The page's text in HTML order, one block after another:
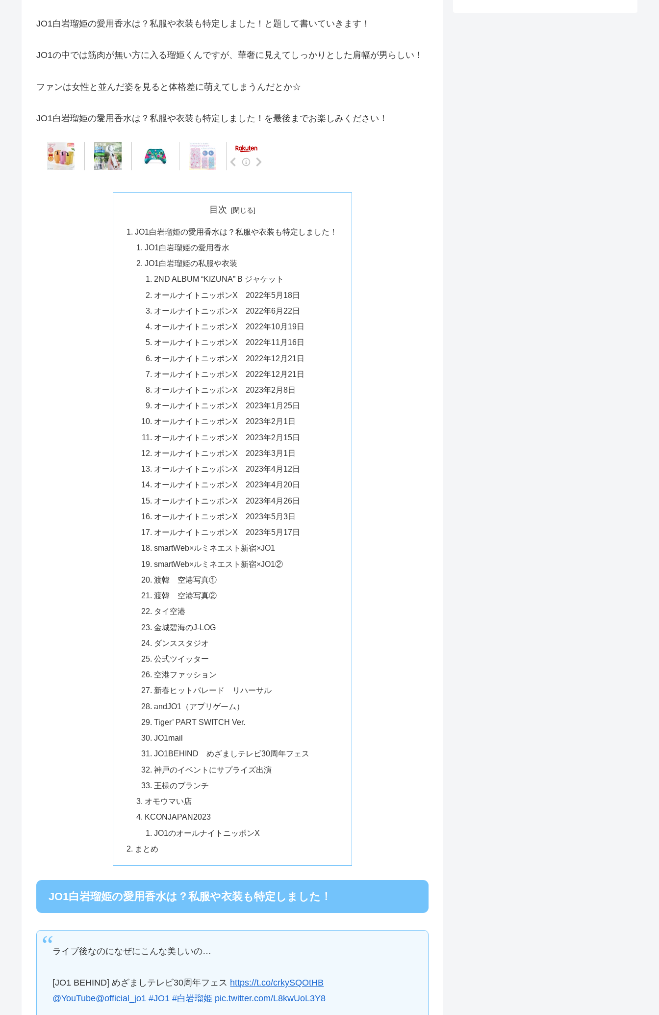
JO1白岩瑠姫の愛用香水は？私服や衣装も特定しました！と題して書いていきます！
JO1の中では筋肉が無い方に入る瑠姫くんですが、華奢に見えてしっかりとした肩幅が男らしい！
ファンは女性と並んだ姿を見ると体格差に萌えてしまうんだとか☆
JO1白岩瑠姫の愛用香水は？私服や衣装も特定しました！を最後までお楽しみください！
目次
JO1白岩瑠姫の愛用香水は？私服や衣装も特定しました！
JO1白岩瑠姫の愛用香水
JO1白岩瑠姫の私服や衣装
2ND ALBUM “KIZUNA” B ジャケット
オールナイトニッポンX 2022年5月18日
オールナイトニッポンX 2022年6月22日
オールナイトニッポンX 2022年10月19日
オールナイトニッポンX 2022年11月16日
オールナイトニッポンX 2022年12月21日
オールナイトニッポンX 2022年12月21日
オールナイトニッポンX 2023年2月8日
オールナイトニッポンX 2023年1月25日
オールナイトニッポンX 2023年2月1日
オールナイトニッポンX 2023年2月15日
オールナイトニッポンX 2023年3月1日
オールナイトニッポンX 2023年4月12日
オールナイトニッポンX 2023年4月20日
オールナイトニッポンX 2023年4月26日
オールナイトニッポンX 2023年5月3日
オールナイトニッポンX 2023年5月17日
smartWeb×ルミネエスト新宿×JO1
smartWeb×ルミネエスト新宿×JO1②
渡韓 空港写真①
渡韓 空港写真②
タイ空港
金城碧海のJ-LOG
ダンススタジオ
公式ツイッター
空港ファッション
新春ヒットパレード リハーサル
andJO1（アプリゲーム）
Tiger’ PART SWITCH Ver.
JO1mail
JO1BEHIND めざましテレビ30周年フェス
神戸のイベントにサプライズ出演
王様のブランチ
オモウマい店
KCONJAPAN2023
JO1のオールナイトニッポンX
まとめ
JO1白岩瑠姫の愛用香水は？私服や衣装も特定しました！
ライブ後なのになぜにこんな美しいの…
[JO1 BEHIND] めざましテレビ30周年フェス https://t.co/crkySQOtHB
@YouTube@official_jo1 #JO1 #白岩瑠姫 pic.twitter.com/L8kwUoL3Y8